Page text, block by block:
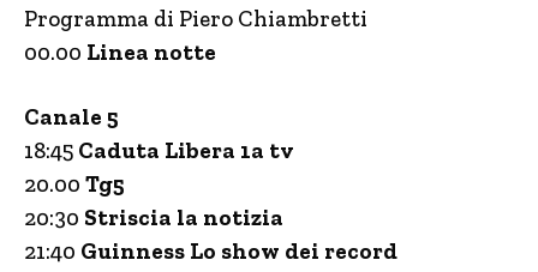
Programma di Piero Chiambretti
00.00 Linea notte
Canale 5
18:45 Caduta Libera 1a tv
20.00 Tg5
20:30 Striscia la notizia
21:40 Guinness Lo show dei record